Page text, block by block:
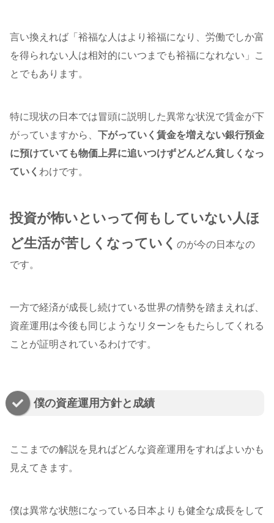
言い換えれば「裕福な人はより裕福になり、労働でしか富
を得られない人は相対的にいつまでも裕福になれない」こ
とでもあります。
特に現状の日本では冒頭に説明した異常な状況で賃金が下
がっていますから、 下がっていく賃金を増えない銀行預金
に預けていても物価上昇に追いつけずどんどん貧しくなっ
ていく わけです。
投資が怖いといって何もしていない人ほ
ど生活が苦しくなっていく のが今の日本なの
です。
一方で経済が成長し続けている世界の情勢を踏まえれば、
資産運用は今後も同じようなリターンをもたらしてくれる
ことが証明されているわけです。
僕の資産運用方針と成績
ここまでの解説を見ればどんな資産運用をすればよいかも
見えてきます。
僕は異常な状態になっている日本よりも健全な成長をして